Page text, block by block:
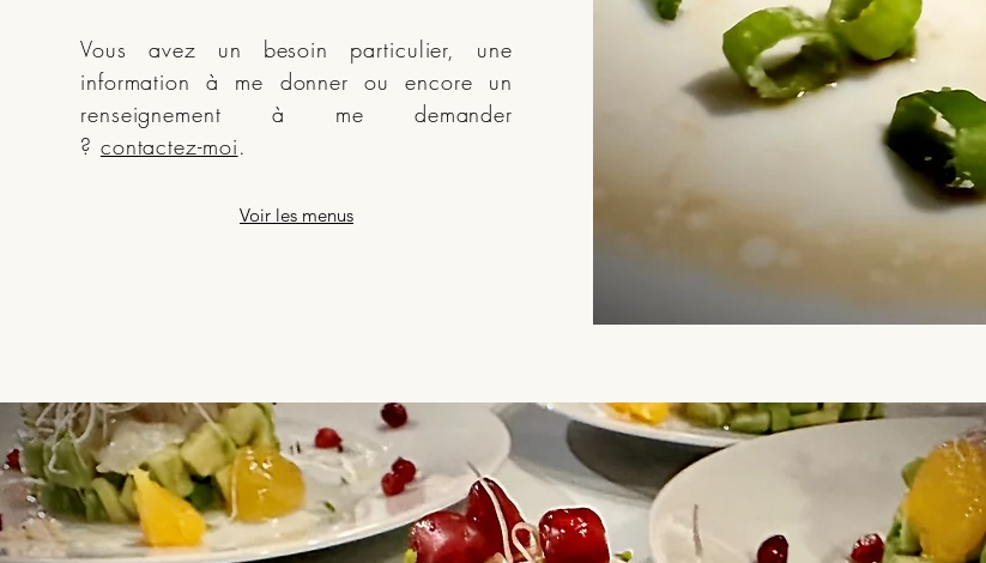
Vous avez un besoin particulier, une
information à me donner ou encore un
renseignement à me demander
? contactez-moi.
Voir les menus